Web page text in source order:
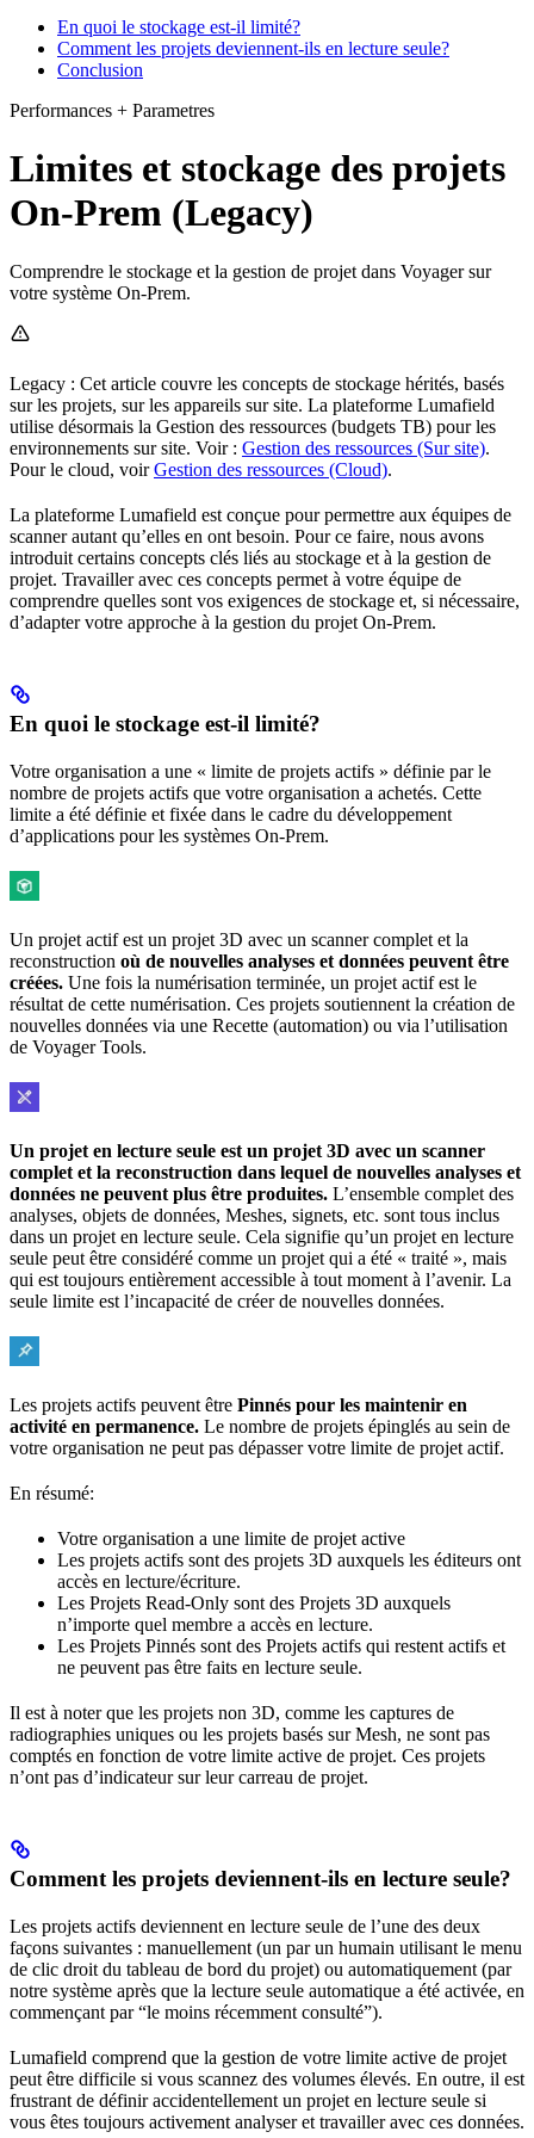
En quoi le stockage est-il limité?
Comment les projets deviennent-ils en lecture seule?
Conclusion
Performances + Parametres
Limites et stockage des projets
On-Prem (Legacy)
Comprendre le stockage et la gestion de projet dans Voyager sur
votre système On-Prem.
Legacy : Cet article couvre les concepts de stockage hérités, basés
sur les projets, sur les appareils sur site. La plateforme Lumafield
utilise désormais la Gestion des ressources (budgets TB) pour les
environnements sur site. Voir : Gestion des ressources (Sur site).
Pour le cloud, voirGestion des ressources (Cloud).
La plateforme Lumafield est conçue pour permettre aux équipes de
scanner autant qu’elles en ont besoin. Pour ce faire, nous avons
introduit certains concepts clés liés au stockage et à la gestion de
projet. Travailler avec ces concepts permet à votre équipe de
comprendre quelles sont vos exigences de stockage et, si nécessaire,
d’adapter votre approche à la gestion du projet On-Prem.
En quoi le stockage est-il limité?
Votre organisation a une « limite de projets actifs » définie par le
nombre de projets actifs que votre organisation a achetés. Cette
limite a été définie et fixée dans le cadre du développement
d’applications pour les systèmes On-Prem.
Un projet actif est un projet 3D avec un scanner complet et la
reconstruction où de nouvelles analyses et données peuvent être
créées. Une fois la numérisation terminée, un projet actif est le
résultat de cette numérisation. Ces projets soutiennent la création de
nouvelles données via une Recette (automation) ou via l’utilisation
de Voyager Tools.
Un projet en lecture seule est un projet 3D avec un scanner
complet et la reconstruction dans lequel de nouvelles analyses et
données ne peuvent plus être produites. L’ensemble complet des
analyses, objets de données, Meshes, signets, etc. sont tous inclus
dans un projet en lecture seule. Cela signifie qu’un projet en lecture
seule peut être considéré comme un projet qui a été « traité », mais
qui est toujours entièrement accessible à tout moment à l’avenir. La
seule limite est l’incapacité de créer de nouvelles données.
Les projets actifs peuvent être Pinnés pour les maintenir en
activité en permanence. Le nombre de projets épinglés au sein de
votre organisation ne peut pas dépasser votre limite de projet actif.
En résumé:
Votre organisation a une limite de projet active
Les projets actifs sont des projets 3D auxquels les éditeurs ont
accès en lecture/écriture.
Les Projets Read-Only sont des Projets 3D auxquels
n’importe quel membre a accès en lecture.
Les Projets Pinnés sont des Projets actifs qui restent actifs et
ne peuvent pas être faits en lecture seule.
Il est à noter que les projets non 3D, comme les captures de
radiographies uniques ou les projets basés sur Mesh, ne sont pas
comptés en fonction de votre limite active de projet. Ces projets
n’ont pas d’indicateur sur leur carreau de projet.
Comment les projets deviennent-ils en lecture seule?
Les projets actifs deviennent en lecture seule de l’une des deux
façons suivantes : manuellement (un par un humain utilisant le menu
de clic droit du tableau de bord du projet) ou automatiquement (par
notre système après que la lecture seule automatique a été activée, en
commençant par “le moins récemment consulté”).
Lumafield comprend que la gestion de votre limite active de projet
peut être difficile si vous scannez des volumes élevés. En outre, il est
frustrant de définir accidentellement un projet en lecture seule si
vous êtes toujours activement analyser et travailler avec ces données.